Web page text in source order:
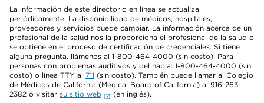
La información de este directorio en línea se actualiza
periódicamente. La disponibilidad de médicos, hospitales,
proveedores y servicios puede cambiar. La información acerca de un
profesional de la salud nos la proporciona el profesional de la salud o
se obtiene en el proceso de certificación de credenciales. Si tiene
alguna pregunta, llámenos al 1-800-464-4000 (sin costo). Para
personas con problemas auditivos y del habla: 1-800-464-4000 (sin
costo) o línea TTY al 711 (sin costo). También puede llamar al Colegio
de Médicos de California (Medical Board of California) al 916-263-
2382 o visitar su sitio web
(en inglés).